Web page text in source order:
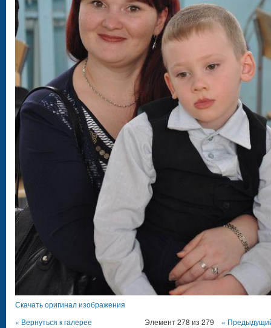
Скачать оригинал изображения
« Вернуться к галерее
Элемент 278 из 279 «